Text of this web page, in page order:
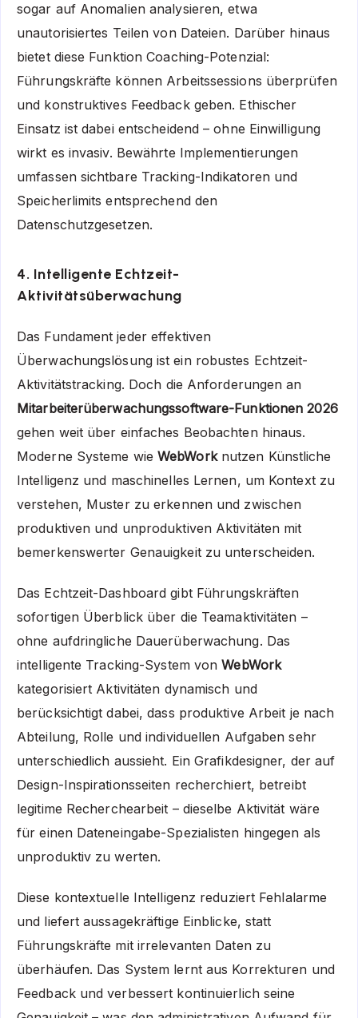
sogar auf Anomalien analysieren, etwa
unautorisiertes Teilen von Dateien. Darüber hinaus
bietet diese Funktion Coaching-Potenzial:
Führungskräfte können Arbeitssessions überprüfen
und konstruktives Feedback geben. Ethischer
Einsatz ist dabei entscheidend – ohne Einwilligung
wirkt es invasiv. Bewährte Implementierungen
umfassen sichtbare Tracking-Indikatoren und
Speicherlimits entsprechend den
Datenschutzgesetzen.
4. Intelligente Echtzeit-
Aktivitätsüberwachung
Das Fundament jeder effektiven
Überwachungslösung ist ein robustes Echtzeit-
Aktivitätstracking. Doch die Anforderungen an
Mitarbeiterüberwachungssoftware-Funktionen 2026
gehen weit über einfaches Beobachten hinaus.
Moderne Systeme wieWebWorknutzen Künstliche
Intelligenz und maschinelles Lernen, um Kontext zu
verstehen, Muster zu erkennen und zwischen
produktiven und unproduktiven Aktivitäten mit
bemerkenswerter Genauigkeit zu unterscheiden.
Das Echtzeit-Dashboard gibt Führungskräften
sofortigen Überblick über die Teamaktivitäten –
ohne aufdringliche Dauerüberwachung. Das
intelligente Tracking-System vonWebWork
kategorisiert Aktivitäten dynamisch und
berücksichtigt dabei, dass produktive Arbeit je nach
Abteilung, Rolle und individuellen Aufgaben sehr
unterschiedlich aussieht. Ein Grafikdesigner, der auf
Design-Inspirationsseiten recherchiert, betreibt
legitime Recherchearbeit – dieselbe Aktivität wäre
für einen Dateneingabe-Spezialisten hingegen als
unproduktiv zu werten.
Diese kontextuelle Intelligenz reduziert Fehlalarme
und liefert aussagekräftige Einblicke, statt
Führungskräfte mit irrelevanten Daten zu
überhäufen. Das System lernt aus Korrekturen und
Feedback und verbessert kontinuierlich seine